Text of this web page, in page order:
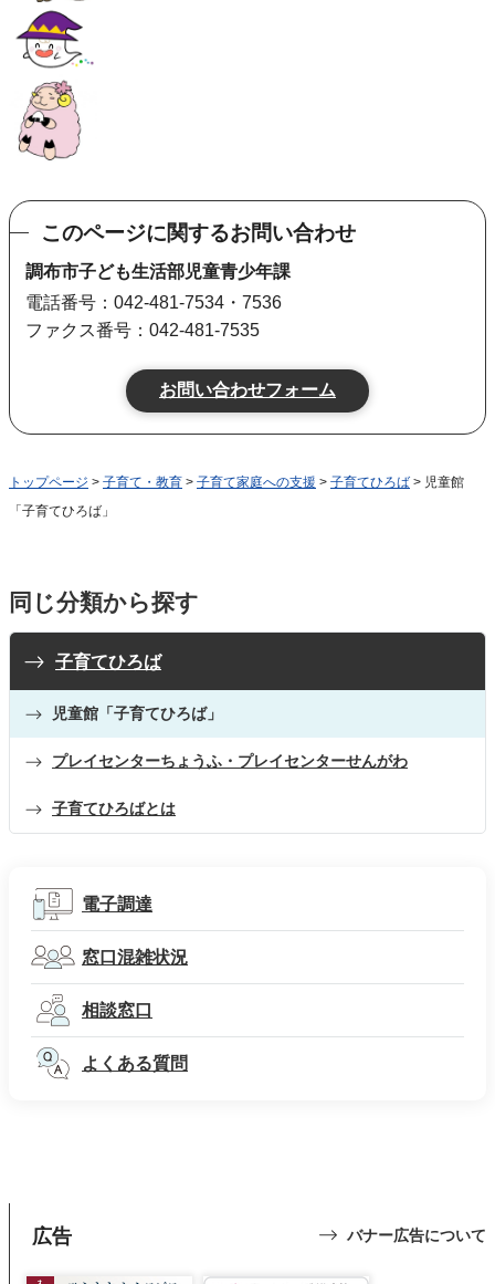
このページに関するお問い合わせ
調布市子ども生活部児童青少年課
電話番号：042-481-7534・7536
ファクス番号：042-481-7535
トップページ > 子育て・教育 > 子育て家庭への支援 > 子育てひろば > 児童館
「子育てひろば」
同じ分類から探す
子育てひろば
児童館「子育てひろば」
プレイセンターちょうふ・プレイセンターせんがわ
子育てひろばとは
電子調達
窓口混雑状況
相談窓口
よくある質問
広告 バナー広告について